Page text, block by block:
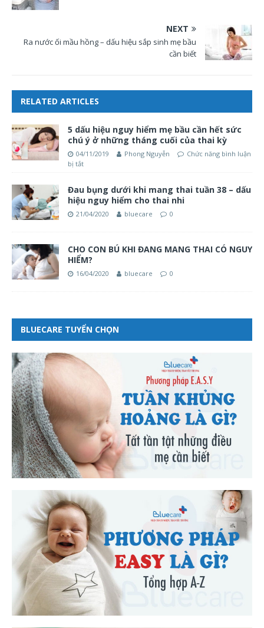
NEXT
Ra nước ối mầu hồng – dấu hiệu sắp sinh mẹ bầu
cần biết
RELATED ARTICLES
5 dấu hiệu nguy hiểm mẹ bầu cần hết sức
chú ý ở những tháng cuối của thai kỳ
04/11/2019 Phong Nguyễn
Chức năng bình luận
bị tắt
Đau bụng dưới khi mang thai tuần 38 – dấu
hiệu nguy hiểm cho thai nhi
21/04/2020 bluecare 0
CHO CON BÚ KHI ĐANG MANG THAI CÓ NGUY
HIỂM?
16/04/2020 bluecare 0
BLUECARE TUYỂN CHỌN